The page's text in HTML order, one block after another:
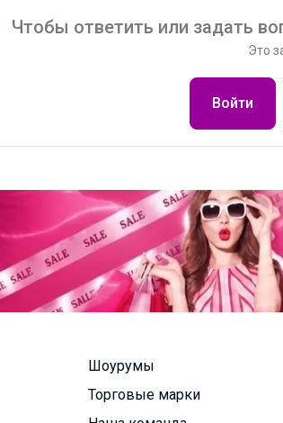
Чтобы ответить или задать
Это
Войти
Шоурумы
Торговые марки